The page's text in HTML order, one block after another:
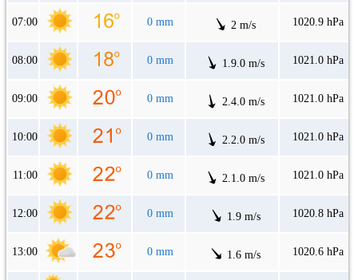
07:00 0 mm 2 m/s 1020.9 hPa
08:00 0 mm 1.9.0 m/s 1021.0 hPa
09:00 0 mm 2.4.0 m/s 1021.0 hPa
10:00 0 mm 2.2.0 m/s 1021.0 hPa
11:00 0 mm 2.1.0 m/s 1021.0 hPa
12:00 0 mm 1.9 m/s 1020.8 hPa
13:00 0 mm 1.6 m/s 1020.6 hPa